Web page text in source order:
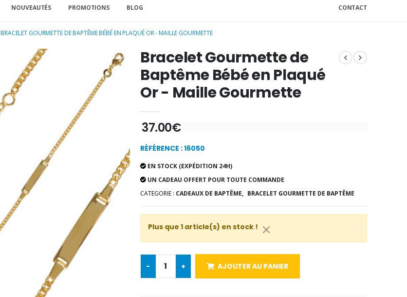
NOUVEAUTÉS PROMOTIONS BLOG CONTACT
BRACELET GOURMETTE DE BAPTÊME BÉBÉ EN PLAQUÉ OR - MAILLE GOURMETTE
Bracelet Gourmette de
Baptême Bébé en Plaqué
Or - Maille Gourmette
37.00€
RÉFÉRENCE : 16050
EN STOCK (EXPÉDITION 24H)
UN CADEAU OFFERT POUR TOUTE COMMANDE
CATEGORIE : CADEAUX DE BAPTÊME, BRACELET GOURMETTE DE BAPTÊME
Plus que 1 article(s) en stock !
- + AJOUTER AU PANIER